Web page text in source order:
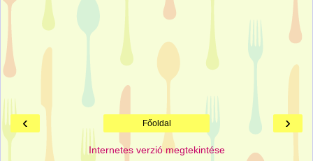
‹ ›
Főoldal
Internetes verzió megtekintése